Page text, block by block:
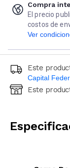
Compra
El precio
costos de
Ver
Este
Capital
Ingresá
Este